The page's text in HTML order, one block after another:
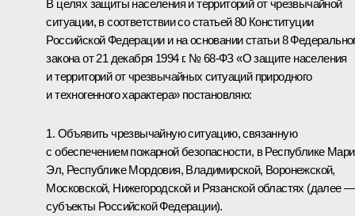
В целях защиты населения и территорий от чрезвычайной
ситуации, в соответствии со статьей 80 Конституции
Российской Федерации и на основании статьи 8
закона от 21 декабря 1994 г. № 68-ФЗ «О защите населения
и территорий от чрезвычайных ситуаций природного
и техногенного характера» постановляю:
1. Объявить чрезвычайную ситуацию, связанную
с обеспечением пожарной безопасности, в Республике
Эл, Республике Мордовия, Владимирской, Воронежской,
Московской, Нижегородской и Рязанской областях (далее —
субъекты Российской Федерации).